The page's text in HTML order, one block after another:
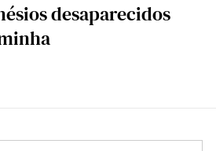
desaparecidos